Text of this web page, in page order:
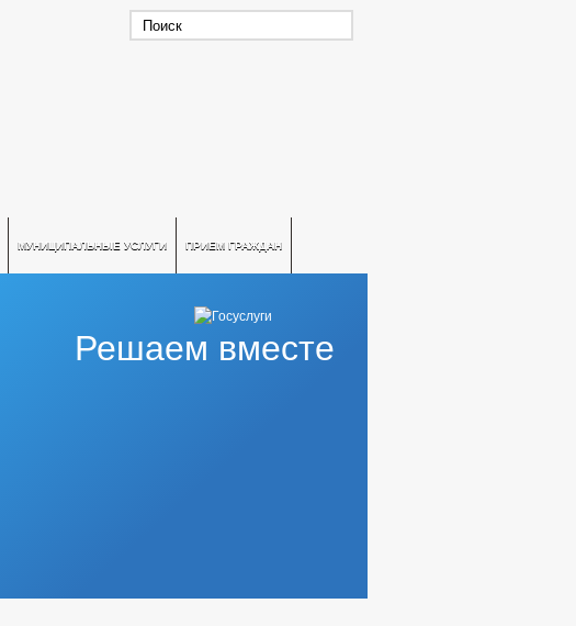
МУНИЦИПАЛЬНЫЕ УСЛУГИ ПРИЕМ ГРАЖДАН
Решаем вместе